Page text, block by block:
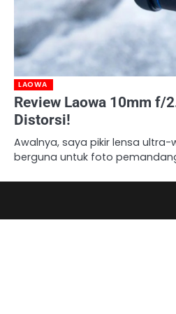
LAOWA
Review Laowa 10mm f/
Distorsi!
Awalnya, saya pikir lensa ultra-
berguna untuk foto